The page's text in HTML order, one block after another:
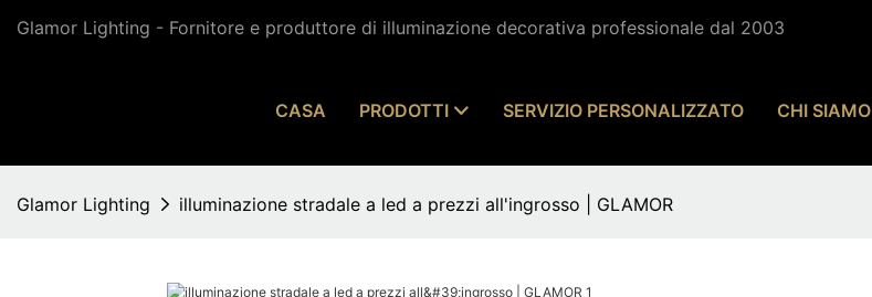
Glamor Lighting - Fornitore e produttore di illuminazione decorativa professionale dal 2003
CASA PRODOTTI SERVIZIO PERSONALIZZATO CHI SIAMO
Glamor Lighting illuminazione stradale a led a prezzi all'ingrosso | GLAMOR